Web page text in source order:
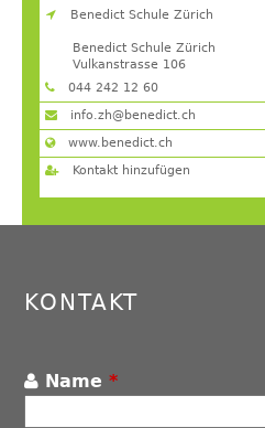
Benedict Schule Zürich
Benedict Schule Zürich
Vulkanstrasse 106
8048 Zürich
044 242 12 60
info.zh@benedict.ch
www.benedict.ch
Kontakt hinzufügen
Back
to
KONTAKT
Name*